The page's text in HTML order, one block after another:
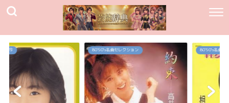
80`90's名曲セレクション 80`90's名曲セレクション